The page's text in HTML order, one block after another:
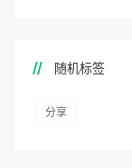
随机标签
分享